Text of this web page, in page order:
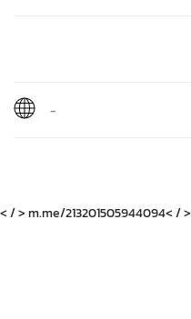
-
< / > m.me/213201505944094< / >